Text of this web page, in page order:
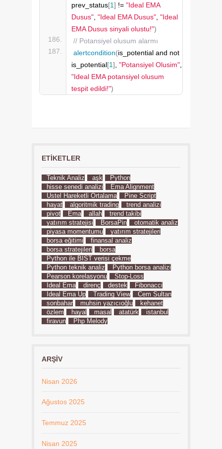
prev_status[1] != "Ideal EMA
Dusus" "Ideal EMA Dusus" "Ideal
EMA Dusus sinyali olustu!")
// Potansiyel olusum alarmı
alertcondition(is_potential and not
is_potential[1] "Potansiyel Olusim"
"Ideal EMA potansiyel olusum
tespit edildi!")
ETIKETLER
Teknik Analiz aşk
Python
hisse senedi analizi
Ema Alignment
Üstel Hareketli Ortalama
Pine Script
hayat
algoritmik trading
trend analizi
pivot
Ema allah
trend takibi
yatırım stratejisi
BorsaPin
otomatik analiz
piyasa momentumu
yatırım stratejileri
borsa eğitimi
finansal analiz
borsa stratejileri
borsa
Python ile BIST verisi çekme
Python teknik analiz
Python borsa analizi
Pearson korelasyonu
Stop-Loss
İdeal Ema
direnç destek
Fibonacci
İdeal Ema Up
Trading View
Cem Sultan
sonbahar
muhsin yazıcıoğlu
kehanet
özlem
hayal masal atatürk
istanbul
firavun
Php Melody
ARŞIV
Nisan 2026
Ağustos 2025
Temmuz 2025
Nisan 2025